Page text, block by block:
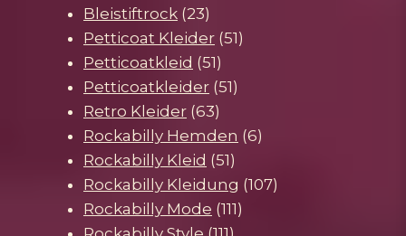
Produkte
Bleistiftrock 2323
Produkte
Petticoat Kleider 5151
Petticoatkleid 5151
Produkte
Petticoatkleider 5151
Retro Kleider 6363
Produkte
Rockabilly Hemden 66
Rockabilly Kleid 5151
Produkte
Rockabilly Kleidung 107107
Rockabilly Mode 111111